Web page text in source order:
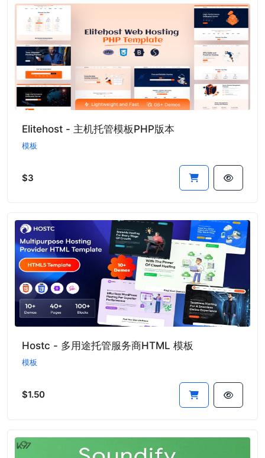
Elitehost - 主机托管模板PHP版本
模板
$3
Hostc - 多用途托管服务商HTML 模板
模板
$1.50